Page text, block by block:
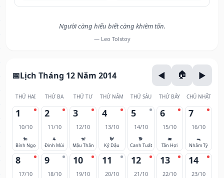
Người càng hiểu biết càng khiêm tốn.
— Leo Tolstoy
Lịch Tháng 12 Năm 2014
THỨ HAI THỨ BA THỨ TƯ THỨ NĂM THỨ SÁU THỨ BẢY CHỦ NHẬT
1
10/10
🐎
Bính Ngọ
2
11/10
🐐
Đinh Mùi
3
12/10
🐒
Mậu Thân
4
13/10
🐓
Kỷ Dậu
5
14/10
🐕
Canh Tuất
6
15/10
🐖
Tân Hợi
7
16/10
🐀
Nhâm Tý
8
17/10
9
18/10
10
19/10
11
20/10
12
21/10
13
22/10
14
23/10